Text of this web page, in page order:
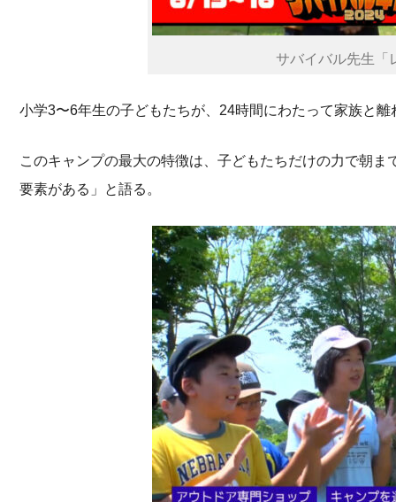
サバイバル先生「
小学3〜6年生の子どもたちが、24時間にわたって家族と
このキャンプの最大の特徴は、子どもたちだけの力で朝
要素がある」と語る。